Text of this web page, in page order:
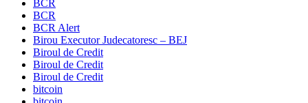
BCR
BCR
BCR Alert
Birou Executor Judecatoresc – BEJ
Biroul de Credit
Biroul de Credit
Biroul de Credit
bitcoin